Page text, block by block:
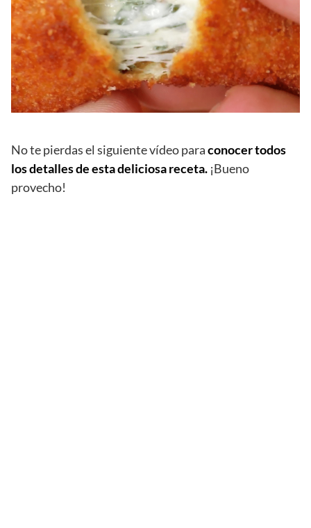
No te pierdas el siguiente vídeo paraconocer todos
los detalles de esta deliciosa receta. ¡Bueno
provecho!